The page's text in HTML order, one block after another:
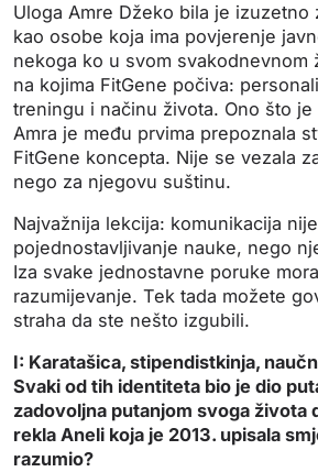
Uloga Amre Džeko bila je izuzetno
kao osobe koja ima povjerenje
nekoga ko u svom svakodnevnom
na kojima FitGene počiva:
treningu i načinu života. Ono što
Amra je među prvima prepoznala
FitGene koncepta. Nije se vezala
nego za njegovu suštinu.
Najvažnija lekcija: komunikacija nije
pojednostavljivanje nauke, nego
Iza svake jednostavne poruke
razumijevanje. Tek tada možete
straha da ste nešto izgubili.
I: Karatašica, stipendistkinja,
Svaki od tih identiteta bio je dio
zadovoljna putanjom svoga života
rekla Aneli koja je 2013. upisala
razumio?